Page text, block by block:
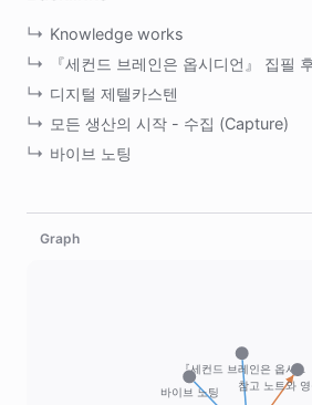
Knowledge works
『세컨드 브레인은 옵시디언』 집필
디지털 제텔카스텐
모든 생산의 시작 - 수집 (Capture)
바이브 노팅
Graph
『세컨드 브레인은 옵시…
바이브 노팅
참고 노트와 영